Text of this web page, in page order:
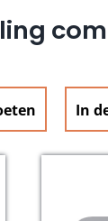
In